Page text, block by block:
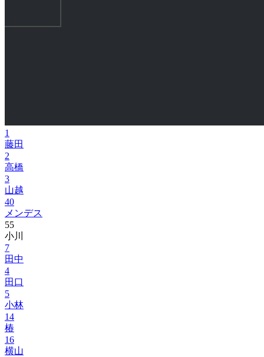
1
藤田
2
高橋
3
山越
40
メンデス
55
小川
7
田中
4
田口
5
小林
14
椿
16
横山